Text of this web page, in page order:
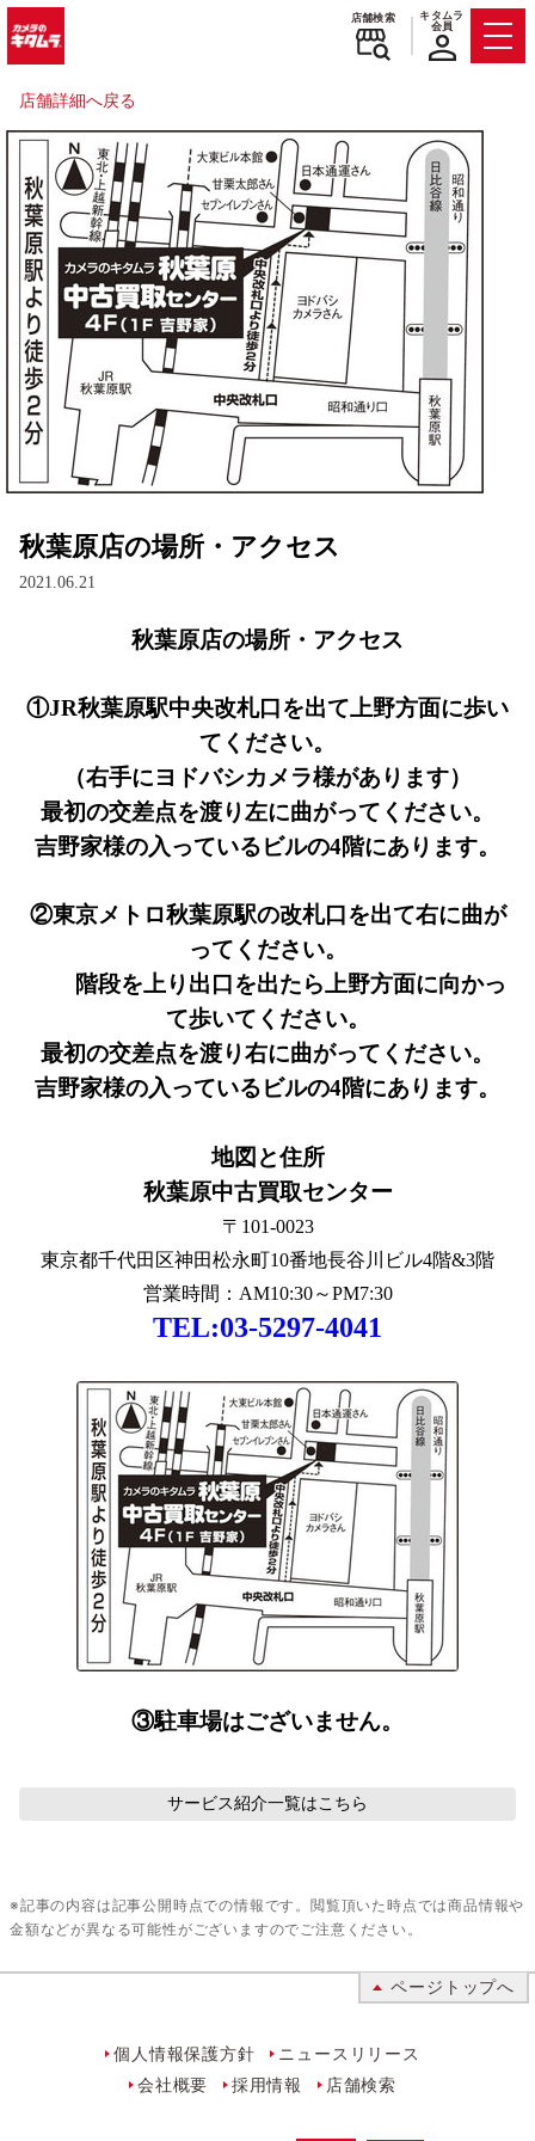
店舗検索
キタムラ
会員
店舗詳細へ戻る
秋葉原店の場所・アクセス
2021.06.21
秋葉原店の場所・アクセス
①JR秋葉原駅中央改札口を出て上野方面に歩い
てください。
（右手にヨドバシカメラ様があります）
最初の交差点を渡り左に曲がってください。
吉野家様の入っているビルの4階にあります。
②東京メトロ秋葉原駅の改札口を出て右に曲が
ってください。
階段を上り出口を出たら上野方面に向かっ
て歩いてください。
最初の交差点を渡り右に曲がってください。
吉野家様の入っているビルの4階にあります。
地図と住所
秋葉原中古買取センター
〒101-0023
東京都千代田区神田松永町10番地長谷川ビル4階&3階
営業時間：AM10:30～PM7:30
TEL:03-5297-4041
③駐車場はございません。
サービス紹介一覧はこちら
※記事の内容は記事公開時点での情報です。閲覧頂いた時点では商品情報や
金額などが異なる可能性がございますのでご注意ください。
ページトップへ
個人情報保護方針
ニュースリリース
会社概要
採用情報 店舗検索